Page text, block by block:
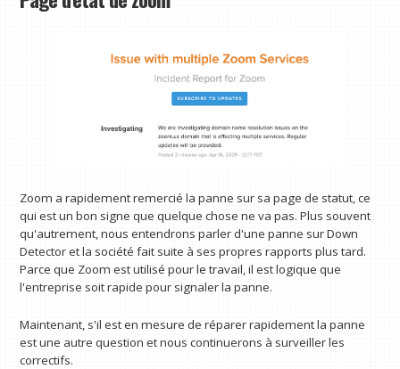
Zoom a rapidement remercié la panne sur sa page de statut, ce
qui est un bon signe que quelque chose ne va pas. Plus souvent
qu'autrement, nous entendrons parler d'une panne sur Down
Detector et la société fait suite à ses propres rapports plus tard.
Parce que Zoom est utilisé pour le travail, il est logique que
l'entreprise soit rapide pour signaler la panne.
Maintenant, s'il est en mesure de réparer rapidement la panne
est une autre question et nous continuerons à surveiller les
correctifs.